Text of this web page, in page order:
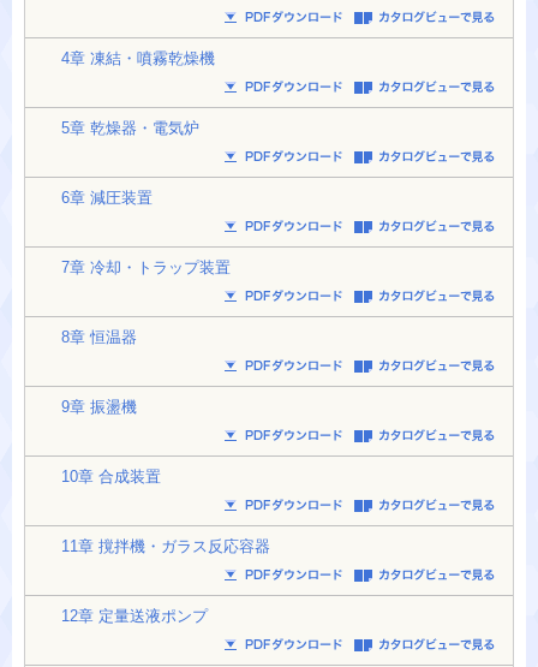
4章 凍結・噴霧乾燥機
5章 乾燥器・電気炉
6章 減圧装置
7章 冷却・トラップ装置
8章 恒温器
9章 振盪機
10章 合成装置
11章 撹拌機・ガラス反応容器
12章 定量送液ポンプ